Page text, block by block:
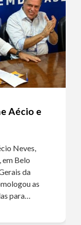
Aécio e
Neves,
Belo
da
as
para…